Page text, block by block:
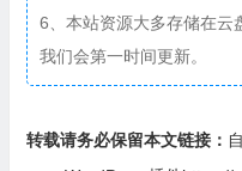
6、本站资源大多存储在云
我们会第一时间更新。
转载请务必保留本文链接：